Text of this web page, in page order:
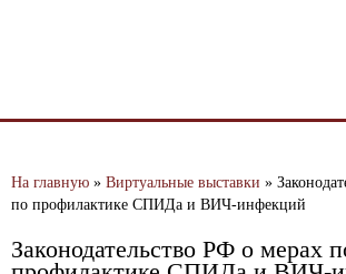
На главную » Виртуальные выставки »
по профилактике СПИДа и ВИЧ-инфекций
Законодательство РФ о мерах